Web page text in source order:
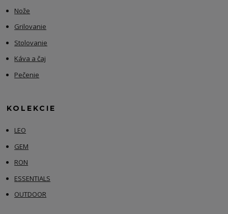
Nože
Grilovanie
Stolovanie
Káva a čaj
Pečenie
KOLEKCIE
LEO
GEM
RON
ESSENTIALS
OUTDOOR